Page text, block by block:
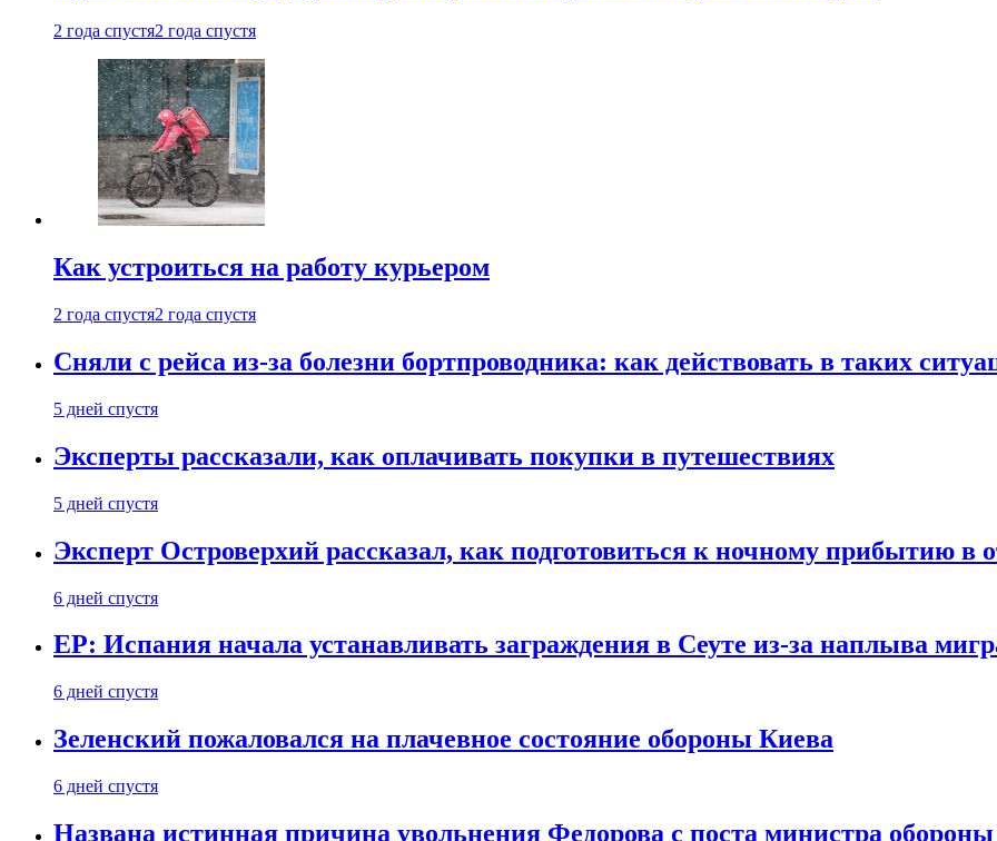
2 года спустя2 года спустя
Как устроиться на работу курьером
2 года спустя2 года спустя
Сняли с рейса из-за болезни бортпроводника: как действовать в таких
5 дней спустя
Эксперты рассказали, как оплачивать покупки в путешествиях
5 дней спустя
Эксперт Островерхий рассказал, как подготовиться к ночному прибытию в
6 дней спустя
EP: Испания начала устанавливать заграждения в Сеуте из-за наплыва
6 дней спустя
Зеленский пожаловался на плачевное состояние обороны Киева
6 дней спустя
Названа истинная причина увольнения Федорова с поста министра